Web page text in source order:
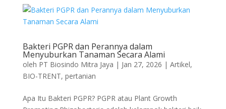
Bakteri PGPR dan Perannya dalam
Menyuburkan Tanaman Secara Alami
oleh PT Biosindo Mitra Jaya | Jan 27, 2026 | Artikel,
BIO-TRENT, pertanian
Apa Itu Bakteri PGPR? PGPR atau Plant Growth